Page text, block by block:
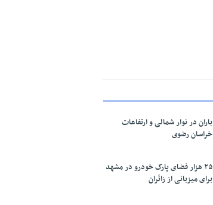
باران در نوار شمالی و ارتفاعات
خراسان رضوی
۲۵ هزار فضای پارک خودرو در مشهد
برای میزبانی از زائران